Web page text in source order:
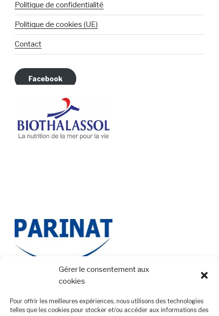
Gérer le consentement aux
cookies
Pour offrir les meilleures expériences, nous utilisons des technologies
telles que les cookies pour stocker et/ou accéder aux informations des
Politique de confidentialité
Politique de cookies (UE)
Contact
Facebook